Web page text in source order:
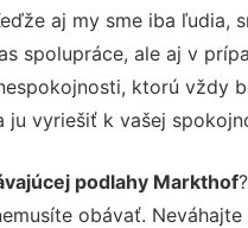
aj my sme iba ľudia,
spolupráce, ale aj v
ktorú vždy
ju vyriešiť k vašej
podlahy Markthof
obávať.